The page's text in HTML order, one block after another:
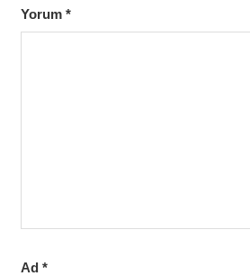
Yorum *
Ad *